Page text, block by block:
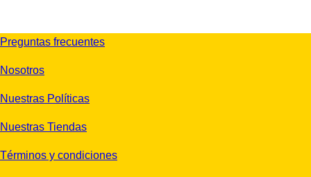
Preguntas frecuentes
Nosotros
Nuestras Políticas
Nuestras Tiendas
Términos y condiciones